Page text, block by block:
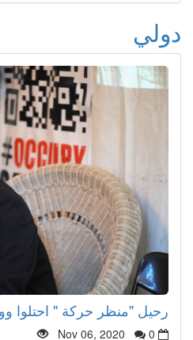
دولي
رحيل "منظر حركة " احتلوا
Nov 06, 2020 0